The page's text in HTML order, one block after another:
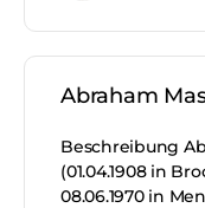
Abraham
Beschreibung
(01.04.1908 in
08.06.1970 in